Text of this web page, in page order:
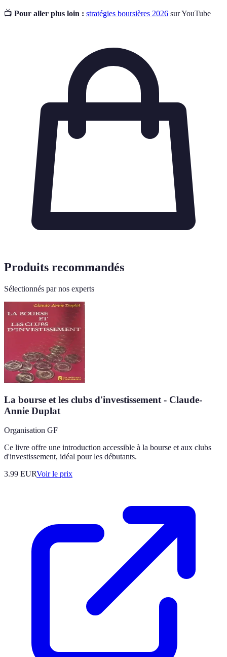
📺 Pour aller plus loin : stratégies boursières 2026 sur YouTube
Produits recommandés
Sélectionnés par nos experts
La bourse et les clubs d'investissement - Claude-
Annie Duplat
Organisation GF
Ce livre offre une introduction accessible à la bourse et aux clubs
d'investissement, idéal pour les débutants.
3.99 EURVoir le prix